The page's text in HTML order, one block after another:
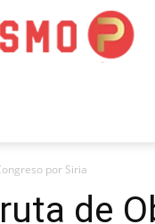
Puro
por Siria
de